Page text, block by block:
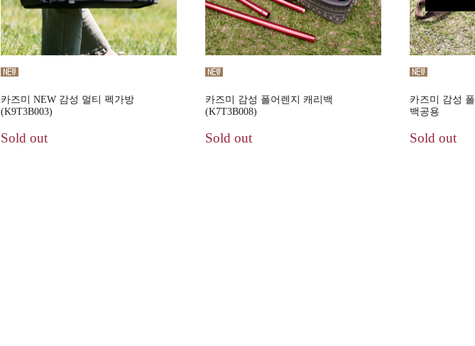
카즈미 NEW 감성 멀티 펙가방
(K9T3B003)
Sold out
카즈미 감성 폴어렌지 캐리백
(K7T3B008)
Sold out
카즈미 감성
백공용
Sold out